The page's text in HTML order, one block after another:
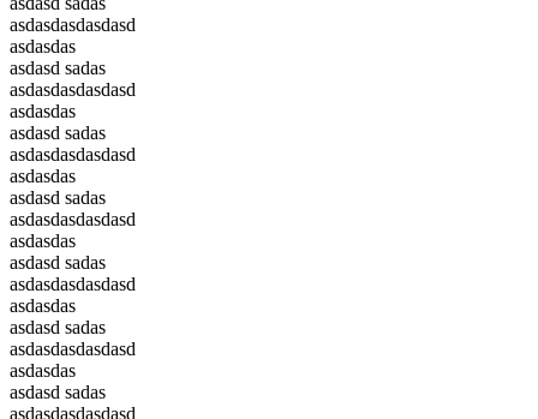
asdasdasdasdasd
asdasdas
asdasd sadas
asdasdasdasdasd
asdasdas
asdasd sadas
asdasdasdasdasd
asdasdas
asdasd sadas
asdasdasdasdasd
asdasdas
asdasd sadas
asdasdasdasdasd
asdasdas
asdasd sadas
asdasdasdasdasd
asdasdas
asdasd sadas
asdasdasdasdasd